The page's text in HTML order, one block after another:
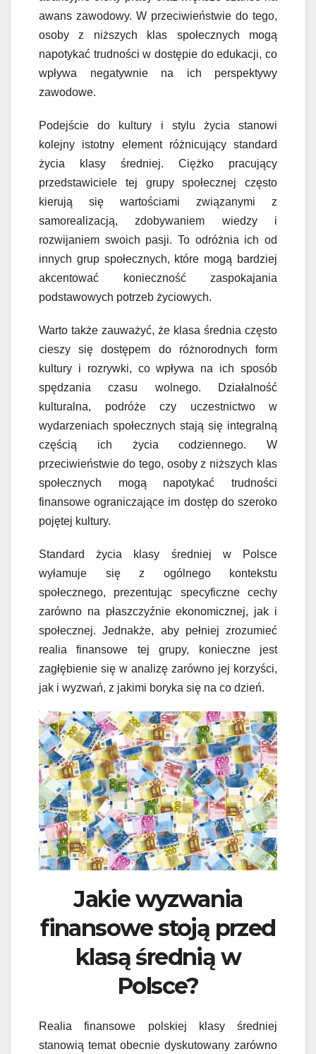
awans zawodowy. W przeciwieństwie do tego,
osoby z niższych klas społecznych mogą
napotykać trudności w dostępie do edukacji, co
wpływa negatywnie na ich perspektywy
zawodowe.
Podejście do kultury i stylu życia stanowi
kolejny istotny element różnicujący standard
życia klasy średniej. Ciężko pracujący
przedstawiciele tej grupy społecznej często
kierują się wartościami związanymi z
samorealizacją, zdobywaniem wiedzy i
rozwijaniem swoich pasji. To odróżnia ich od
innych grup społecznych, które mogą bardziej
akcentować konieczność zaspokajania
podstawowych potrzeb życiowych.
Warto także zauważyć, że klasa średnia często
cieszy się dostępem do różnorodnych form
kultury i rozrywki, co wpływa na ich sposób
spędzania czasu wolnego. Działalność
kulturalna, podróże czy uczestnictwo w
wydarzeniach społecznych stają się integralną
częścią ich życia codziennego. W
przeciwieństwie do tego, osoby z niższych klas
społecznych mogą napotykać trudności
finansowe ograniczające im dostęp do szeroko
pojętej kultury.
Standard życia klasy średniej w Polsce
wyłamuje się z ogólnego kontekstu
społecznego, prezentując specyficzne cechy
zarówno na płaszczyźnie ekonomicznej, jak i
społecznej. Jednakże, aby pełniej zrozumieć
realia finansowe tej grupy, konieczne jest
zagłębienie się w analizę zarówno jej korzyści,
jak i wyzwań, z jakimi boryka się na co dzień.
Jakie wyzwania
finansowe stoją przed
klasą średnią w
Polsce?
Realia finansowe polskiej klasy średniej
stanowią temat obecnie dyskutowany zarówno